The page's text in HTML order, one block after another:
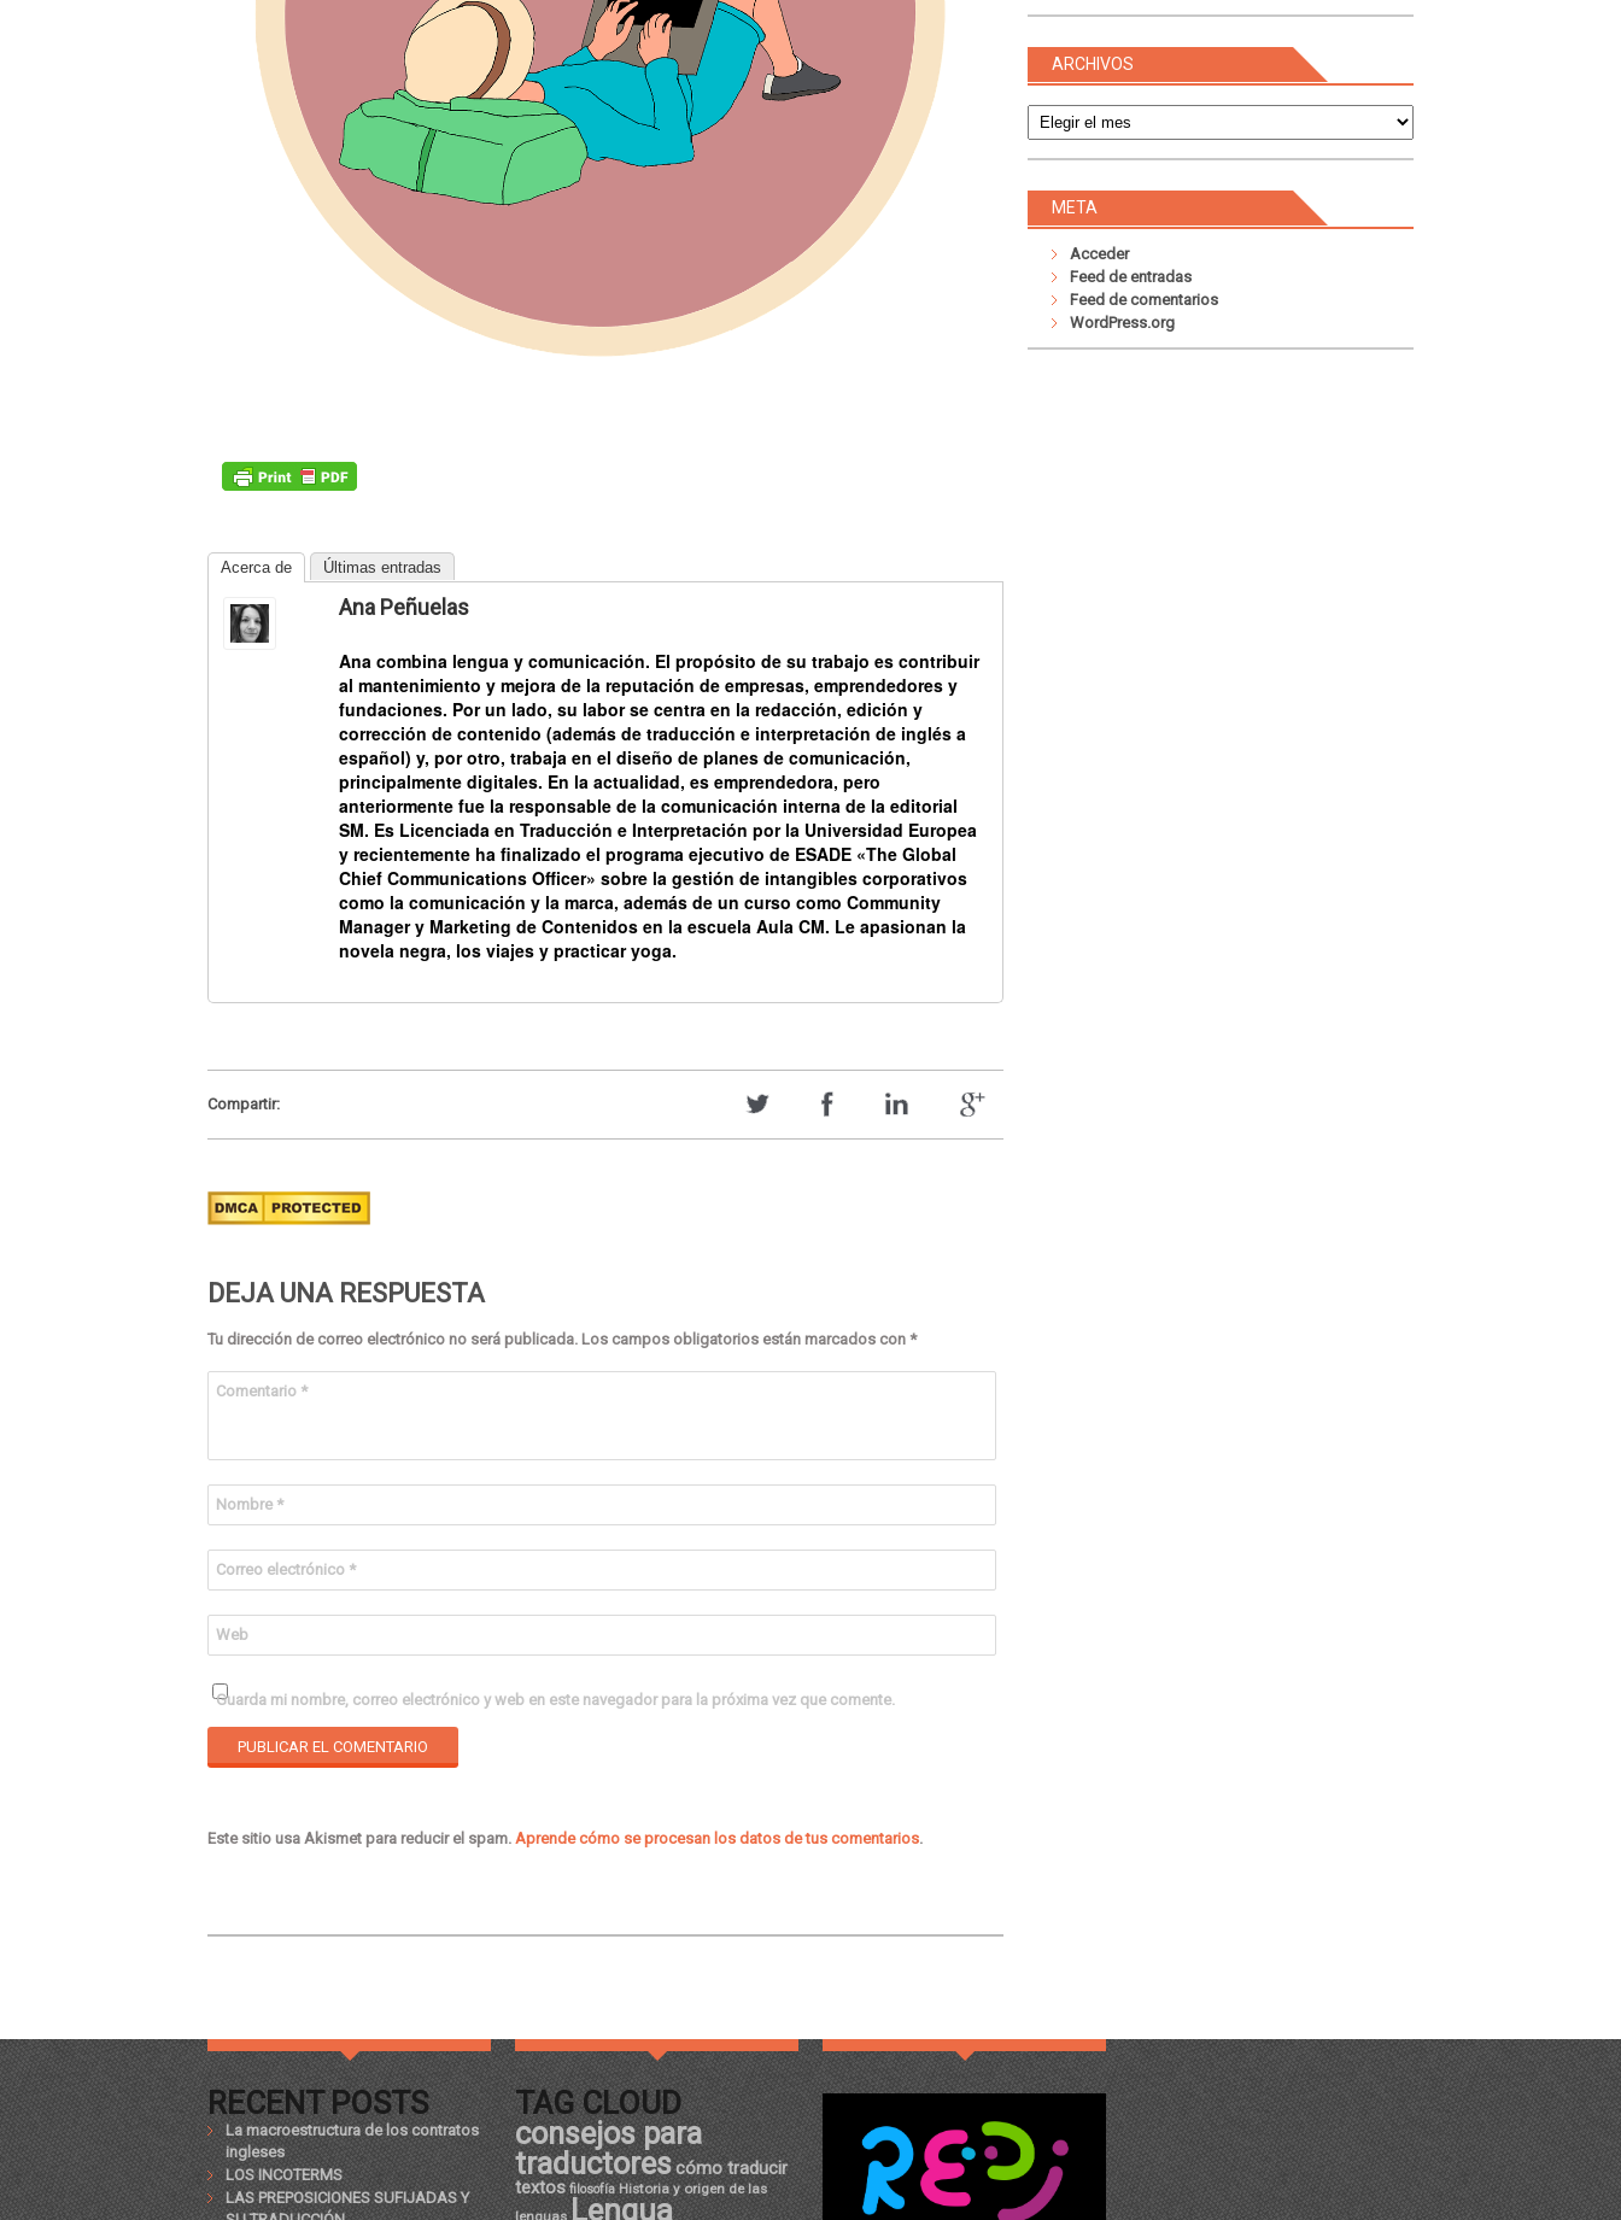
Acerca de Últimas entradas
Ana Peñuelas
Ana combina lengua y comunicación. El propósito de su trabajo es contribuir
al mantenimiento y mejora de la reputación de empresas, emprendedores y
fundaciones. Por un lado, su labor se centra en la redacción, edición y
corrección de contenido (además de traducción e interpretación de inglés a
español) y, por otro, trabaja en el diseño de planes de comunicación,
principalmente digitales. En la actualidad, es emprendedora, pero
anteriormente fue la responsable de la comunicación interna de la editorial
SM. Es Licenciada en Traducción e Interpretación por la Universidad Europea
y recientemente ha finalizado el programa ejecutivo de ESADE «The Global
Chief Communications Officer» sobre la gestión de intangibles corporativos
como la comunicación y la marca, además de un curso como Community
Manager y Marketing de Contenidos en la escuela Aula CM. Le apasionan la
novela negra, los viajes y practicar yoga.
Compartir:
DEJA UNA RESPUESTA
Tu dirección de correo electrónico no será publicada. Los campos obligatorios están marcados con *
Comentario *
Nombre *
Correo electrónico *
Web
Guarda mi nombre, correo electrónico y web en este navegador para la próxima vez que comente.
Este sitio usa Akismet para reducir el spam. Aprende cómo se procesan los datos de tus comentarios.
ARCHIVOS
META
Acceder
Feed de entradas
Feed de comentarios
WordPress.org
RECENT POSTS
La macroestructura de los contratos
ingleses
LOS INCOTERMS
LAS PREPOSICIONES SUFIJADAS Y
TAG CLOUD
consejos para
traductorescómo traducir
textos filosofía Historia y origen de las
lenguas Lengua